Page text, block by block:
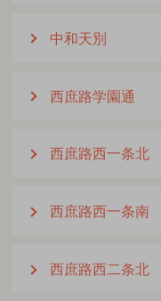
中和天別
西庶路学園通
西庶路西一条北
西庶路西一条南
西庶路西二条北